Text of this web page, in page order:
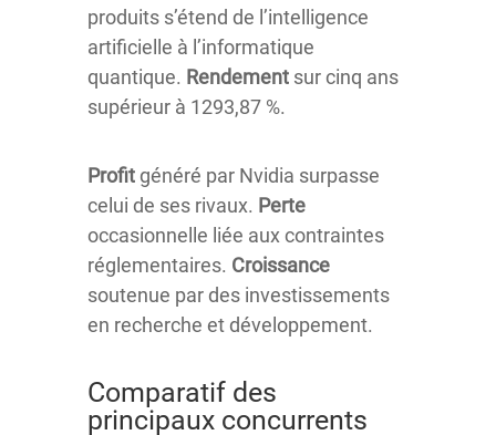
produits s’étend de l’intelligence
artificielle à l’informatique
quantique. Rendement sur cinq ans
supérieur à 1293,87 %.
Profit généré par Nvidia surpasse
celui de ses rivaux. Perte
occasionnelle liée aux contraintes
réglementaires. Croissance
soutenue par des investissements
en recherche et développement.
Comparatif des
principaux concurrents